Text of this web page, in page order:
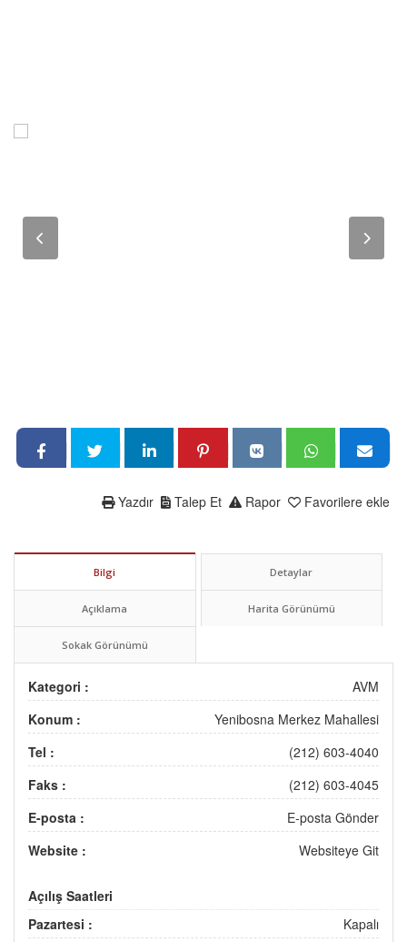
Favorilere ekle
Rapor
Talep Et
Yazdır
Bilgi Detaylar
Açıklama Harita Görünümü
Sokak Görünümü
Kategori :
AVM
Konum :
Yenibosna Merkez Mahallesi
Tel :
(212) 603-4040
Faks :
(212) 603-4045
E-posta :
E-posta Gönder
Website :
Websiteye Git
Açılış Saatleri
Pazartesi :
Kapalı